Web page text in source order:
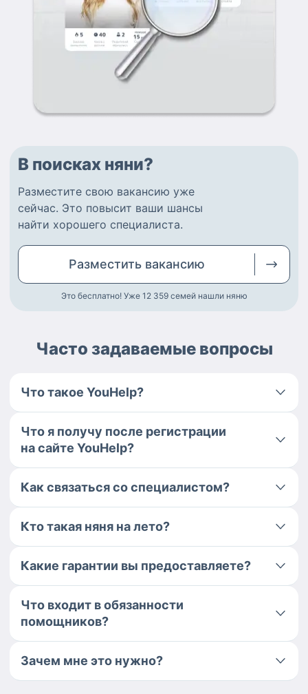
В поисках няни?
Разместите свою вакансию уже
сейчас. Это повысит ваши шансы
найти хорошего специалиста.
Разместить вакансию
Это бесплатно! Уже 12 359 семей нашли няню
Часто задаваемые вопросы
Что такое YouHelp?
Что я получу после регистрации
на сайте YouHelp?
Как связаться со специалистом?
Кто такая няня на лето?
Какие гарантии вы предоставляете?
Что входит в обязанности
помощников?
Зачем мне это нужно?